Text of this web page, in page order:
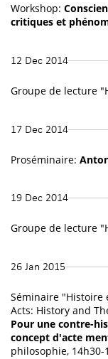
Workshop:
critiques et
12 Dec 2014
Groupe de lecture
17 Dec 2014
Proséminaire:
19 Dec 2014
Groupe de lecture
26 Jan 2015
Séminaire "Histoire
Acts: History and
Pour une contre-
concept d'acte
philosophie, 14h30-